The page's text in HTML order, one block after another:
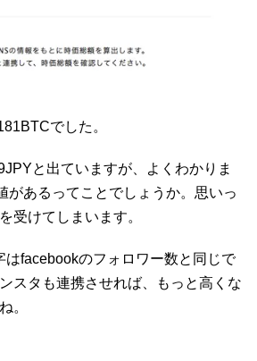
でした。
と出ていますが、よくわかりま
があるってことでしょうか。思いっ
受けてしまいます。
はfacebookのフォロワー数と同じで
スタも連携させれば、もっと高くな
。